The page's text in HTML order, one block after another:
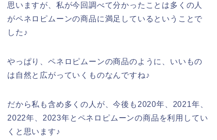
思いますが、私が今回調べて分かったことは多くの人
がペネロピムーンの商品に満足しているということで
した♪
やっぱり、ペネロピムーンの商品のように、いいもの
は自然と広がっていくものなんですね♪
だから私も含め多くの人が、今後も2020年、2021年、
2022年、2023年とペネロピムーンの商品を利用してい
くと思います♪